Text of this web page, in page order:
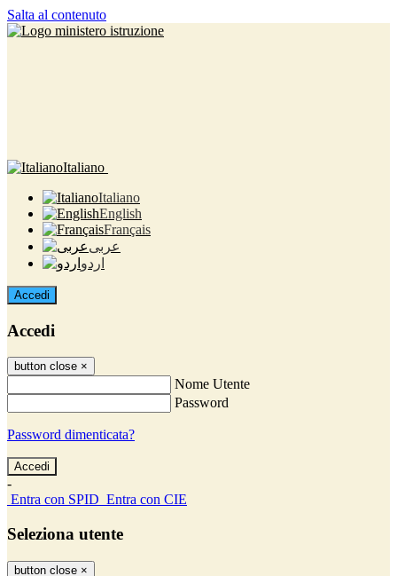
Salta al contenuto
Italiano
Italiano
English
Français
عربى
اردو
Accedi
Accedi
button close ×
Nome Utente
Password
Password dimenticata?
-
Entra con SPID Entra con CIE
Seleziona utente
button close ×